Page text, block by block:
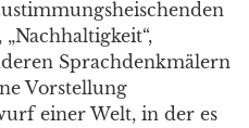
Sprachdenkmälern
Vorstellung
einer Welt, in der es